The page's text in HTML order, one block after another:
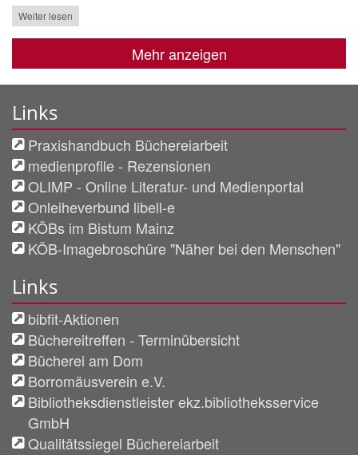
Weiter lesen
Mehr anzeigen
Links
Praxishandbuch Büchereiarbeit
medienprofile - Rezensionen
OLIMP - Online Literatur- und Medienportal
Onleiheverbund libell-e
KÖBs im Bistum Mainz
KÖB-Imagebroschüre "Näher bei den Menschen"
Links
bibfit-Aktionen
Büchereitreffen - Terminübersicht
Bücherei am Dom
Borromäusverein e.V.
Bibliotheksdienstleister ekz.bibliotheksservice
GmbH
Qualitätssiegel Büchereiarbeit